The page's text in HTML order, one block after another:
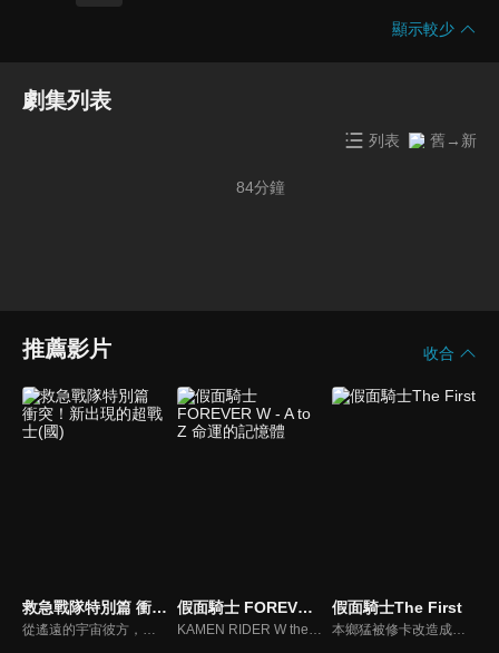
顯示較少
劇集列表
列表 舊→新
84分鐘
推薦影片 收合
救急戰隊特別篇 衝突！新出現的超戰士(國)
從遙遠的宇宙彼方，獸魔王與追著她而來的獸魔獵人季克降臨了。為了在格爾魔亞所破壞的街道中，救出現場的人們，GOGO FIVE出場了！季克看著來救援５人的京子，在想起被格爾魔亞所殺的同伴‧莉莉雅之際，也因而殞命了…在京子著裝了季克的力量之後，反擊時刻到了！GOGO FIVE！
假面騎士 FOREVER W - A to Z 命運的記憶體
KAMEN RIDER W the Movie A to Z Memory of Fate
假面騎士The First
本鄉猛被修卡改造成了假面騎士1號，從此成為了修卡的尖兵。但因為某次機緣巧合取回了自我的意識，被修卡認定為背叛者而下達了抹殺指令。為此，修卡準備了新的改造人，假面騎士2號一文字隼人…